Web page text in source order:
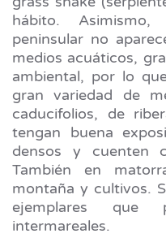
hábito.
peninsular no
medios acuáticos,
ambiental, por lo
gran variedad de
caducifolios, de
tengan buena
densos y cuenten
También en
montaña y cultivos.
ejemplares que
intermareales.